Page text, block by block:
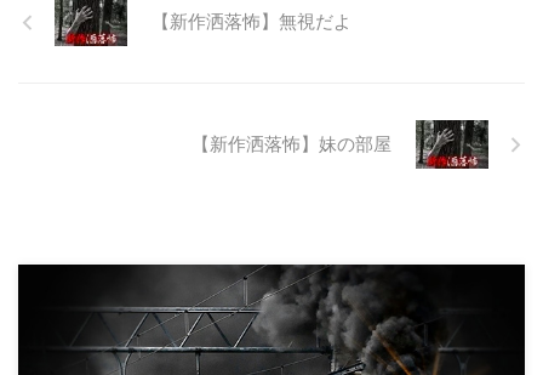
継続が不可能となってしまったら
しい。 そこに残ったのは無責任
【新作洒落怖】無視だよ
【新作洒落怖】妹の部屋